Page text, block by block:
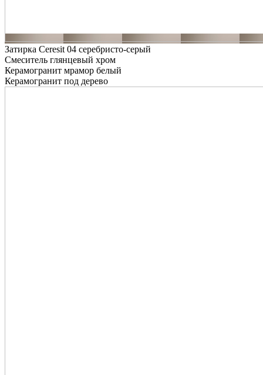
Затирка Ceresit 04 серебристо-серый
Смеситель глянцевый хром
Керамогранит мрамор белый
Керамогранит под дерево